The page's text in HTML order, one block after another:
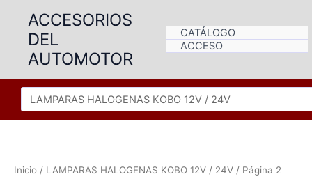
contenido
ACCESORIOS
DEL
AUTOMOTOR
CATÁLOGO
ACCESO
Inicio / LAMPARAS HALOGENAS KOBO 12V / 24V / Página 2